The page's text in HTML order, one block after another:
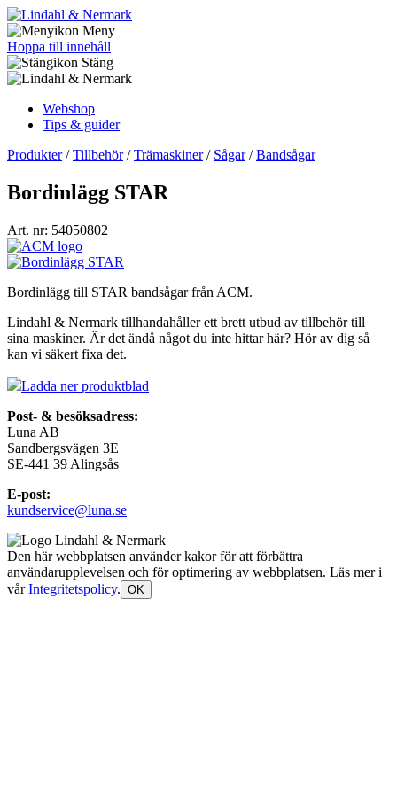
Meny
Hoppa till innehåll
Stäng
Webshop
Tips & guider
Produkter/Tillbehör/Trämaskiner/ Sågar/Bandsågar
Bordinlägg STAR
Art. nr: 54050802
Bordinlägg till STAR bandsågar från ACM.
Lindahl & Nermark tillhandahåller ett brett utbud av tillbehör till
sina maskiner. Är det ändå något du inte hittar här? Hör av dig så
kan vi säkert fixa det.
Ladda ner produktblad
Post- & besöksadress:
Luna AB
Sandbergsvägen 3E
SE-441 39 Alingsås
E-post:
kundservice@luna.se
Den här webbplatsen använder kakor för att förbättra
användarupplevelsen och för optimering av webbplatsen. Läs mer i
vårIntegritetspolicy. OK